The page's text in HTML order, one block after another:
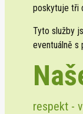
poskytuje tři
Tyto služby
eventuálně s
respekt -